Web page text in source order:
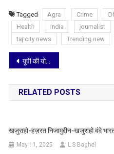
Tagged Agra Crime
Health
India journalist
taj city news
Trending new
Post
navigation
यूपी की योगी सरकार ने प्रशांत कुमार को किया नया कार्यवाहक DGP नियुक्त, विजय कुमार हुए सेवानिवृत्त
RELATED POSTS
खजुराहो-हज़रत निजामुद्दीन-खजुराहो वंदे
May 11, 2025 L.S Baghel